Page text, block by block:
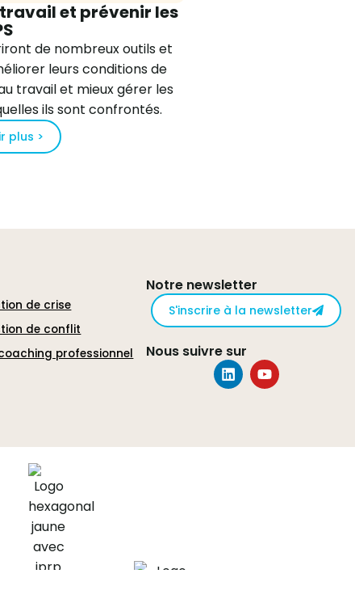
et prévenir les
de nombreux outils et
leurs conditions de
travail et mieux gérer les
ils sont confrontés.
plus >
de crise
de conflit
professionnel
Notre newsletter
S'inscrire à la newsletter
Nous suivre sur